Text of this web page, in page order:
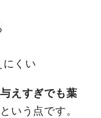
くい
えすぎでも葉
という点です。